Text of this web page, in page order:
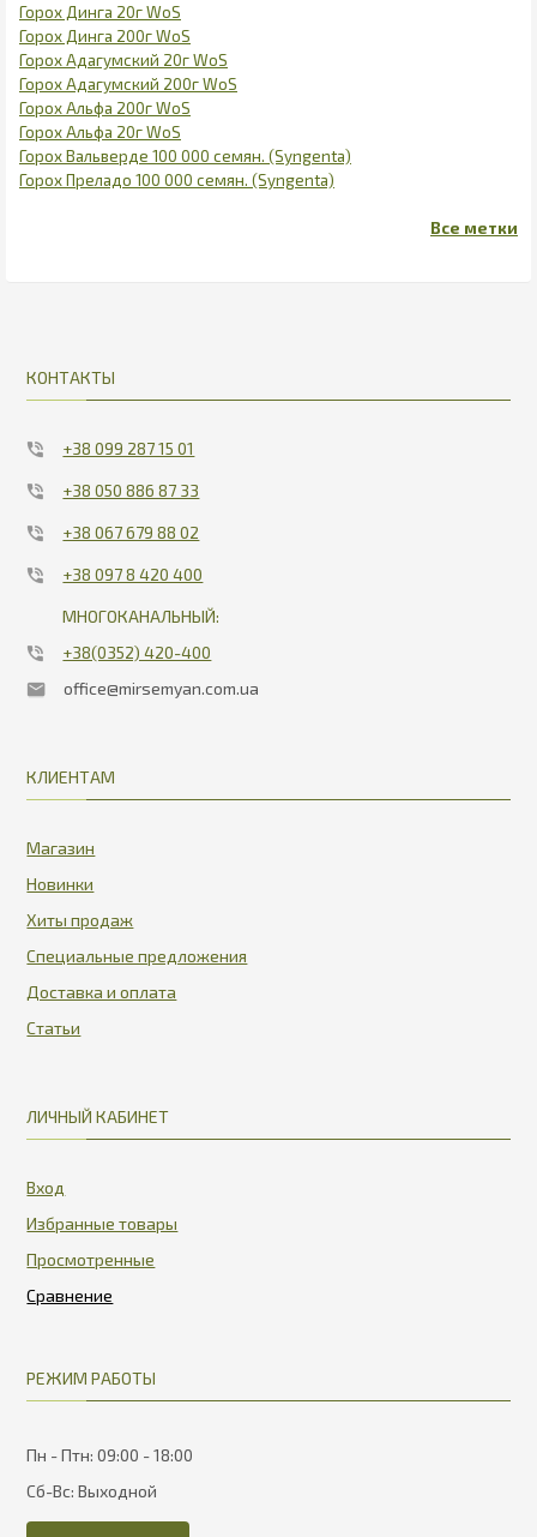
Горох Динга 20г WoS
Горох Динга 200г WoS
Горох Адагумский 20г WoS
Горох Адагумский 200г WoS
Горох Альфа 200г WoS
Горох Альфа 20г WoS
Горох Вальверде 100 000 семян. (Syngenta)
Горох Преладо 100 000 семян. (Syngenta)
КОНТАКТЫ
+38 099 287 15 01
+38 050 886 87 33
+38 067 679 88 02
+38 097 8 420 400
МНОГОКАНАЛЬНЫЙ:
+38(0352) 420-400
office@mirsemyan.com.ua
КЛИЕНТАМ
Магазин
Новинки
Хиты продаж
Специальные предложения
Доставка и оплата
Статьи
ЛИЧНЫЙ КАБИНЕТ
Вход
Избранные товары
Просмотренные
РЕЖИМ РАБОТЫ
Пн - Птн: 09:00 - 18:00
Сб-Вс: Выходной